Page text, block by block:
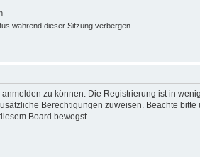
während dieser Sitzung verbergen
zu können. Die Registrierung ist in
Berechtigungen zuweisen. Beachte
Board bewegst.